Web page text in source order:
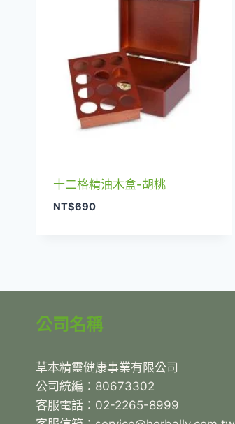
十二格精油木盒-胡桃
NT$690
公司名稱
草本精靈健康事業有限公司
公司統編：80673302
客服電話：02-2265-8999